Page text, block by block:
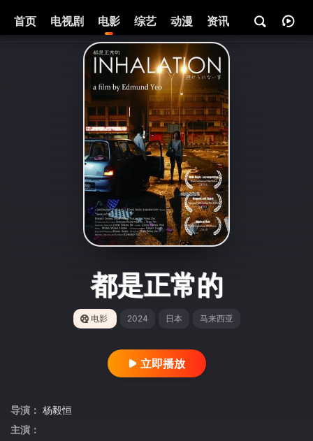
首页 电视剧 电影 综艺 动漫 资讯
都是正常的
电影 2024 日本 马来西亚
立即播放
导演： 杨毅恒
主演：